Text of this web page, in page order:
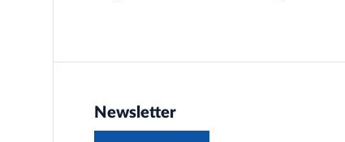
Newsletter